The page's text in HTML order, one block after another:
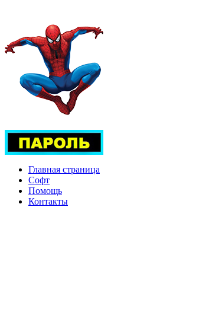
Главная страница
Софт
Помощь
Контакты